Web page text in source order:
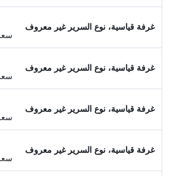
غرفة قياسية، نوع السرير غير معروف
غرفة قياسية، نوع السرير غير معروف
غرفة قياسية، نوع السرير غير معروف
غرفة قياسية، نوع السرير غير معروف